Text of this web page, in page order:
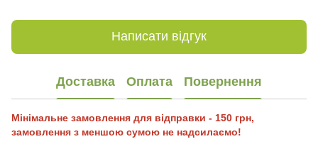
Написати відгук
Доставка Оплата Повернення
Мінімальне замовлення для відправки - 150 грн,
замовлення з меншою сумою не надсилаємо!